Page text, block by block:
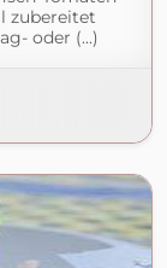
zubereitet
oder (...)